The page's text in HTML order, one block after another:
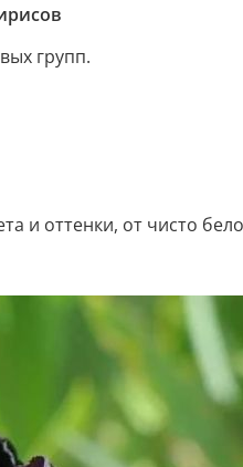
групп.
и оттенки, от чисто